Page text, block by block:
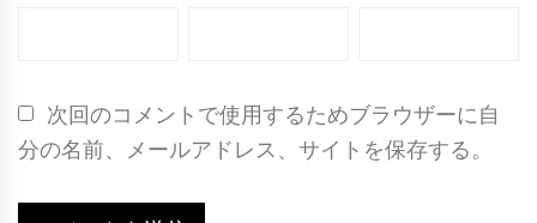
次回のコメントで使用するためブラウザーに自
分の名前、メールアドレス、サイトを保存する。